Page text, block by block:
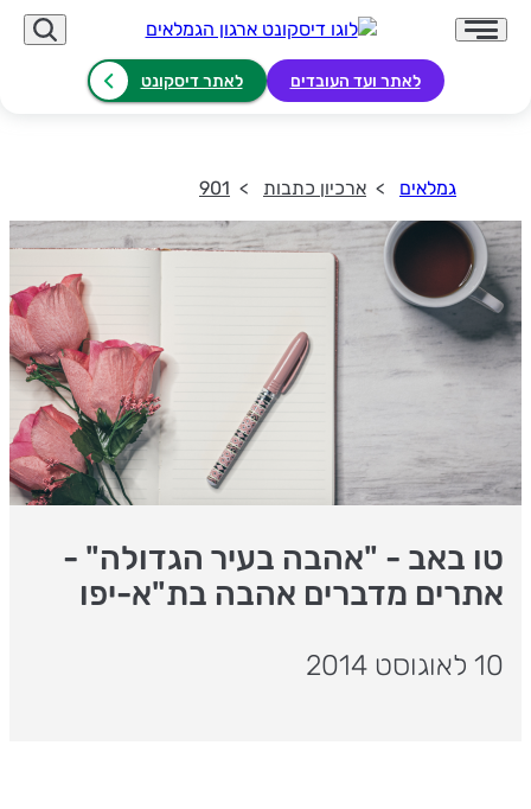
לאתר ועד העובדים לאתר דיסקונט
גמלאים ארכיון כתבות 901
טו באב - "אהבה בעיר הגדולה" -
אתרים מדברים אהבה בת"א-יפו
10 לאוגוסט 2014